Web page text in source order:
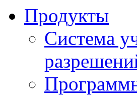
Продукты
Система